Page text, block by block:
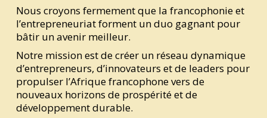
Nous croyons fermement que la francophonie et
l’entrepreneuriat forment un duo gagnant pour
bâtir un avenir meilleur.
Notre mission est de créer un réseau dynamique
d’entrepreneurs, d’innovateurs et de leaders pour
propulser l’Afrique francophone vers de
nouveaux horizons de prospérité et de
développement durable.